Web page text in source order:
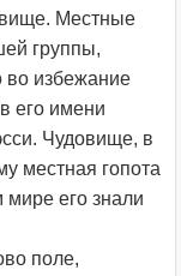
Местные
группы,
во избежание
его имени
Чудовище, в
местная гопота
его знали
поле,